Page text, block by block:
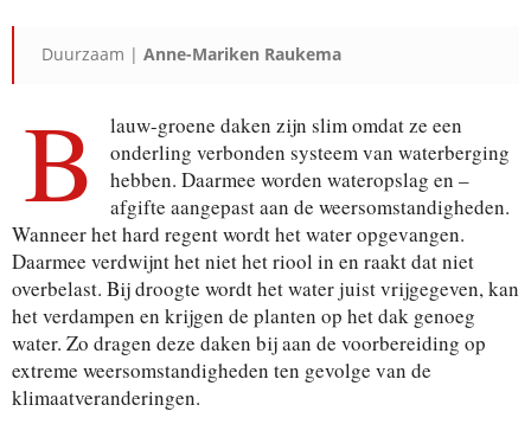
Duurzaam | Anne-Mariken Raukema
B
lauw-groene daken zijn slim omdat ze een
onderling verbonden systeem van waterberging
hebben. Daarmee worden wateropslag en –
afgifte aangepast aan de weersomstandigheden.
Wanneer het hard regent wordt het water opgevangen.
Daarmee verdwijnt het niet het riool in en raakt dat niet
overbelast. Bij droogte wordt het water juist vrijgegeven, kan
het verdampen en krijgen de planten op het dak genoeg
water. Zo dragen deze daken bij aan de voorbereiding op
extreme weersomstandigheden ten gevolge van de
klimaatveranderingen.